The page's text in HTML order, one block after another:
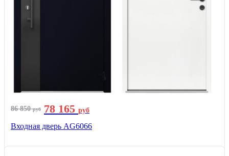
86 850руб 78 165 руб
Входная дверь AG6066